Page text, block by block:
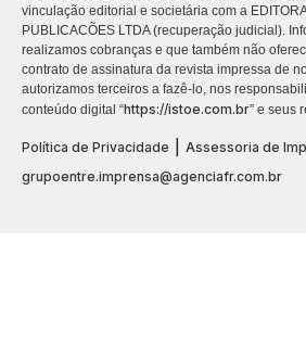
vinculação editorial e societária com a
PUBLICACÕES LTDA (recuperação judicial).
realizamos cobranças e que também não
contrato de assinatura da revista impressa de
autorizamos terceiros a fazê-lo, nos
conteúdo digital “https://istoe.com.br” e seus
Política de Privacidade
Assessoria de
grupoentre.imprensa@agenciafr.com.br